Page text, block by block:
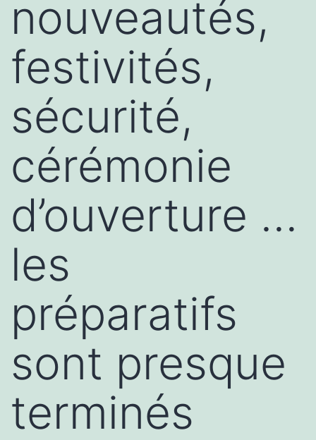
nouveautés,
festivités,
sécurité,
cérémonie
d’ouverture …
les
préparatifs
sont presque
terminés